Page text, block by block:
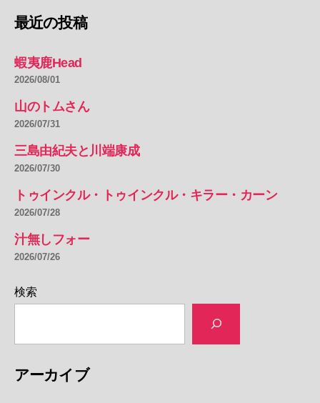
最近の投稿
蝦夷鹿Head
2026/08/01
山のトムさん
2026/07/31
三島由紀夫と川端康成
2026/07/30
トゥインクル・トゥインクル・キラー・カーン
2026/07/28
汁無しフォー
2026/07/26
検索
アーカイブ